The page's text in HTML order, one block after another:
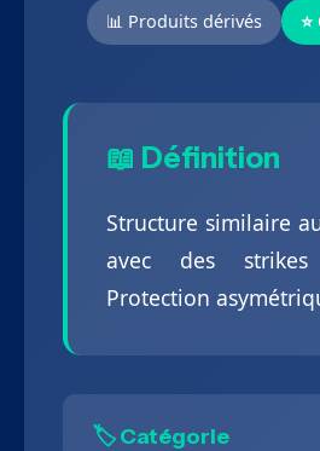
📊 Produits dérivés
📖 Définition
Structure similaire
avec des strikes
Protection
🏷️ Catégorie